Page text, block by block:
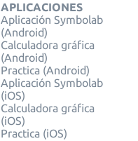
APLICACIONES
Aplicación Symbolab
(Android)
Calculadora gráfica
(Android)
Practica (Android)
Aplicación Symbolab
(iOS)
Calculadora gráfica
(iOS)
Practica (iOS)